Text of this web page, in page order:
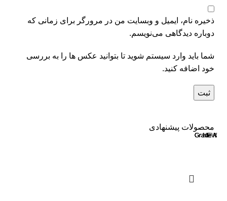
ذخیره نام، ایمیل و وبسایت من در مرورگر برای زمانی که
دوباره دیدگاهی می‌نویسم.
شما باید وارد سیستم شوید تا بتوانید عکس ها را به بررسی
خود اضافه کنید.
محصولات پیشنهادی
Grade A
Grade A
NEW
Grade A
Grade A
Grade A